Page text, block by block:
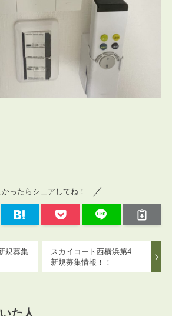
かったらシェアしてね！
募集
スカイコート西横浜第4
新規募集情報！！
た人